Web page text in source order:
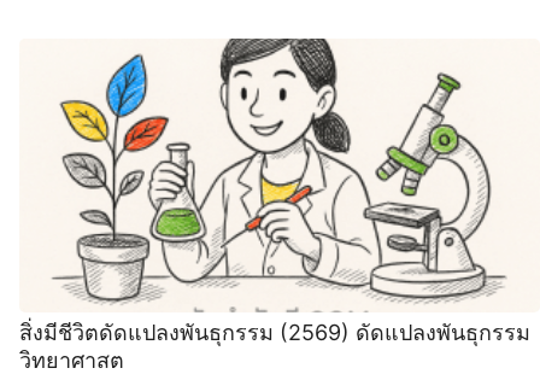
สิ่งมีชีวิตดัดแปลงพันธุกรรม (2569) ดัดแปลงพันธุกรรม
วิทยาศาสต